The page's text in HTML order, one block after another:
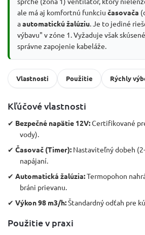
ale má aj komfortnú funkciu časovača
aautomatickú žalúziu . Je to jediné
výbavu" v zóne 1. Vyžaduje však
správne zapojenie kabeláže.
Vlastnosti Použitie Rýchly
Kľúčové vlastnosti
✔ Bezpečné napätie 12V:Certifikované
vody).
✔ Časovač (Timer): Nastaviteľný dobeh
napájaní.
✔ Automatická žalúzia:Termopohon
bráni prievanu.
✔ Výkon 98 m3/h:Štandardný odťah pre
Použitie v praxi